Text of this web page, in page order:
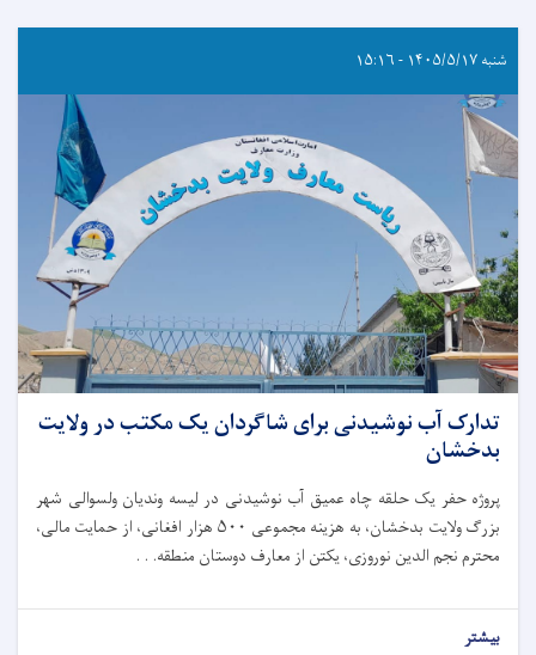
شنبه ۱۴۰۵/۵/۱۷ - ۱۵:۱۶
تدارک آب نوشیدنی برای شاگردان یک مکتب در ولایت
بدخشان
پروژه حفر یک حلقه چاه عمیق آب نوشیدنی در لیسه وندیان ولسوالی شهر
بزرگ ولایت بدخشان، به هزینه مجموعی ۵۰۰ هزار افغانی، از حمایت مالی،
محترم نجم‌ الدین نوروزی، یکتن از معارف دوستان منطقه. . .
بیشتر